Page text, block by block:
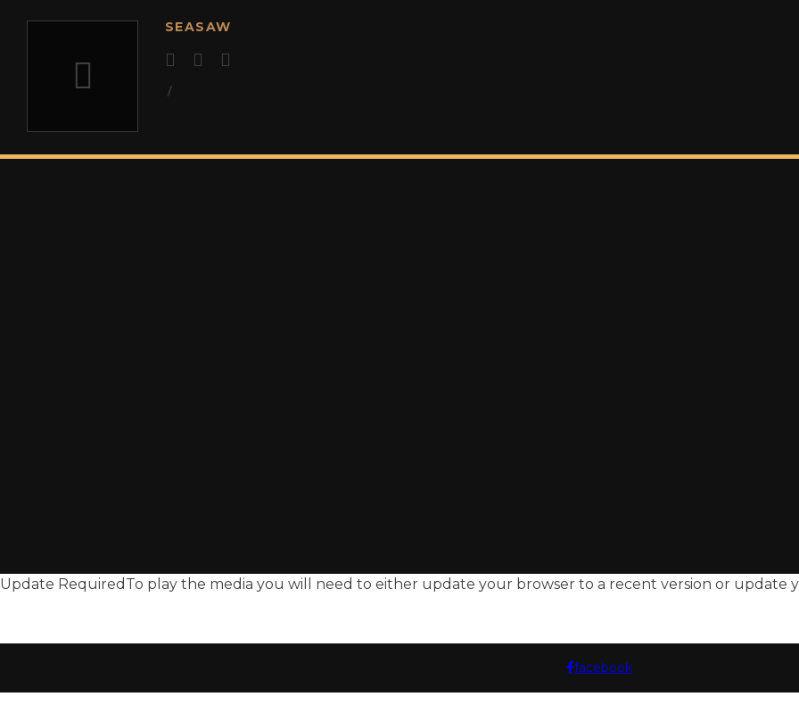
SEASAW
/
Update Required To play the media you will need to either update your browser to a recent version or update
facebook